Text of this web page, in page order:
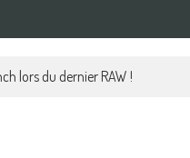
lors du dernier RAW !